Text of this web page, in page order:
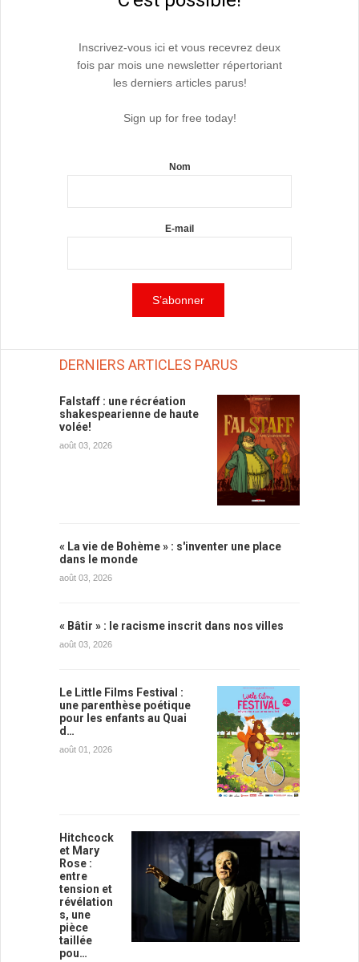
Inscrivez-vous ici et vous recevrez deux
fois par mois une newsletter répertoriant
les derniers articles parus!
Sign up for free today!
Nom
E-mail
DERNIERS ARTICLES PARUS
Falstaff : une récréation
shakespearienne de haute
volée!
août 03, 2026
« La vie de Bohème » : s'inventer une place
dans le monde
août 03, 2026
« Bâtir » : le racisme inscrit dans nos villes
août 03, 2026
Le Little Films Festival :
une parenthèse poétique
pour les enfants au Quai
d…
août 01, 2026
Hitchcock
et Mary
Rose :
entre
tension et
révélation
s, une
pièce
taillée
pou…